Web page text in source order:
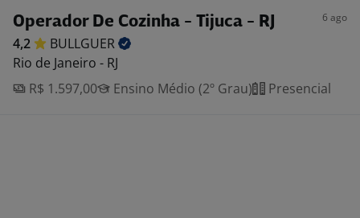
Operador De Cozinha - Tijuca - RJ 6 ago
4,2
BULLGUER
Rio de Janeiro - RJ
R$ 1.597,00
Ensino Médio (2º Grau) Presencial